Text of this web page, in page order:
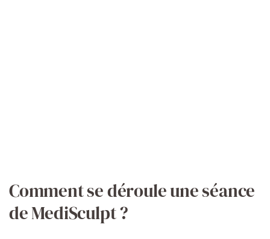
Comment se déroule une séance
de MediSculpt ?